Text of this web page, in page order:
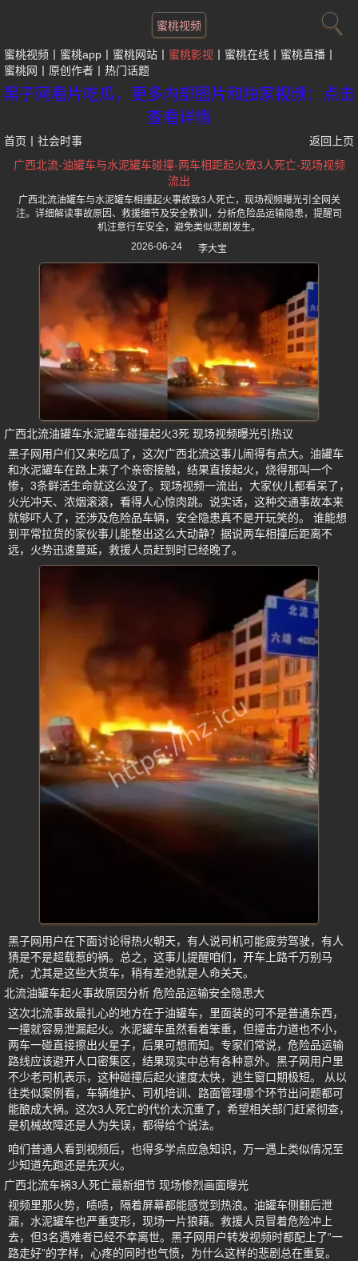
蜜桃视频
蜜桃视频 蜜桃app 蜜桃网站 蜜桃影视 蜜桃在线
蜜桃直播
蜜桃网
原创作者 热门话题
黑子网看片吃瓜，更多内部图片和独家视频：点击
查看详情
首页 社会时事
返回上页
广西北流-油罐车与水泥罐车碰撞-两车相距起火致3人死亡-现场视频
流出
广西北流油罐车与水泥罐车相撞起火事故致3人死亡，现场视频曝光引全网关
注。详细解读事故原因、救援细节及安全教训，分析危险品运输隐患，提醒司
机注意行车安全，避免类似悲剧发生。
2026-06-24
李大宝
广西北流油罐车水泥罐车碰撞起火3死 现场视频曝光引热议
黑子网用户们又来吃瓜了，这次广西北流这事儿闹得有点大。油罐车
和水泥罐车在路上来了个亲密接触，结果直接起火，烧得那叫一个
惨，3条鲜活生命就这么没了。现场视频一流出，大家伙儿都看呆了，
火光冲天、浓烟滚滚，看得人心惊肉跳。说实话，这种交通事故本来
就够吓人了，还涉及危险品车辆，安全隐患真不是开玩笑的。 谁能想
到平常拉货的家伙事儿能整出这么大动静？据说两车相撞后距离不
远，火势迅速蔓延，救援人员赶到时已经晚了。
黑子网用户在下面讨论得热火朝天，有人说司机可能疲劳驾驶，有人
猜是不是超载惹的祸。总之，这事儿提醒咱们，开车上路千万别马
虎，尤其是这些大货车，稍有差池就是人命关天。
北流油罐车起火事故原因分析 危险品运输安全隐患大
这次北流事故最扎心的地方在于油罐车，里面装的可不是普通东西，
一撞就容易泄漏起火。水泥罐车虽然看着笨重，但撞击力道也不小，
两车一碰直接擦出火星子，后果可想而知。专家们常说，危险品运输
路线应该避开人口密集区，结果现实中总有各种意外。黑子网用户里
不少老司机表示，这种碰撞后起火速度太快，逃生窗口期极短。 从以
往类似案例看，车辆维护、司机培训、路面管理哪个环节出问题都可
能酿成大祸。这次3人死亡的代价太沉重了，希望相关部门赶紧彻查，
是机械故障还是人为失误，都得给个说法。
咱们普通人看到视频后，也得多学点应急知识，万一遇上类似情况至
少知道先跑还是先灭火。
广西北流车祸3人死亡最新细节 现场惨烈画面曝光
视频里那火势，啧啧，隔着屏幕都能感觉到热浪。油罐车侧翻后泄
漏，水泥罐车也严重变形，现场一片狼藉。救援人员冒着危险冲上
去，但3名遇难者已经不幸离世。黑子网用户转发视频时都配上了“一
路走好”的字样，心疼的同时也气愤，为什么这样的悲剧总在重复。